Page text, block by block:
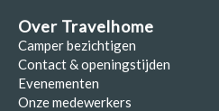
Over Travelhome
Camper bezichtigen
Contact & openingstijden
Evenementen
Onze medewerkers